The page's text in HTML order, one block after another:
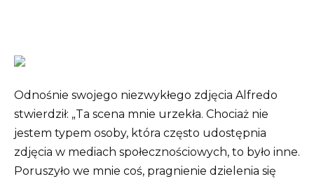
Odnośnie swojego niezwykłego zdjęcia Alfredo
stwierdził: „Ta scena mnie urzekła. Chociaż nie
jestem typem osoby, która często udostępnia
zdjęcia w mediach społecznościowych, to było inne.
Poruszyło we mnie coś, pragnienie dzielenia się